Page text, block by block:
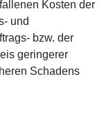
Kosten der
und
bzw. der
geringerer
Schadens